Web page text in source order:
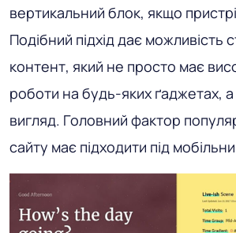
вертикальний блок, якщо
Подібний підхід дає можливість
контент, який не просто має
роботи на будь-яких ґаджетах,
вигляд. Головний фактор
сайту має підходити під